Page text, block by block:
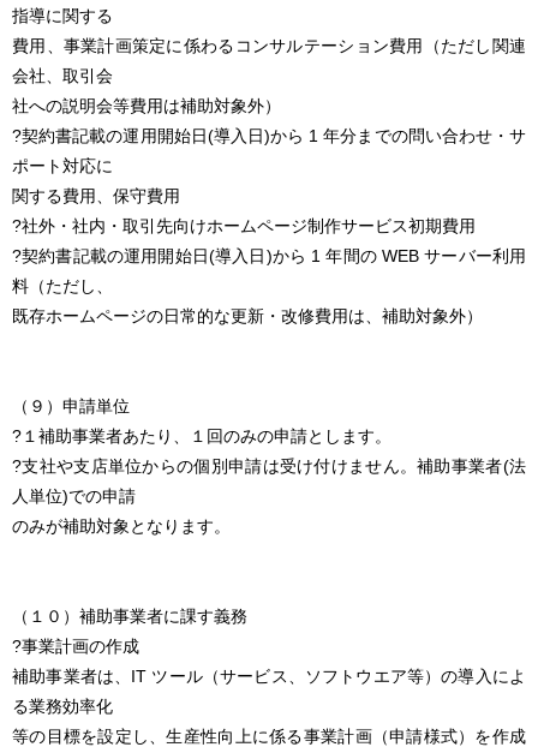
指導に関する
費用、事業計画策定に係わるコンサルテーション費用（ただし関連
会社、取引会
社への説明会等費用は補助対象外）
?契約書記載の運用開始日(導入日)から 1 年分までの問い合わせ・サ
ポート対応に
関する費用、保守費用
?社外・社内・取引先向けホームページ制作サービス初期費用
?契約書記載の運用開始日(導入日)から 1 年間の WEB サーバー利用
料（ただし、
既存ホームページの日常的な更新・改修費用は、補助対象外）
（９）申請単位
?１補助事業者あたり、１回のみの申請とします。
?支社や支店単位からの個別申請は受け付けません。補助事業者(法
人単位)での申請
のみが補助対象となります。
（１０）補助事業者に課す義務
?事業計画の作成
補助事業者は、IT ツール（サービス、ソフトウエア等）の導入によ
る業務効率化
等の目標を設定し、生産性向上に係る事業計画（申請様式）を作成